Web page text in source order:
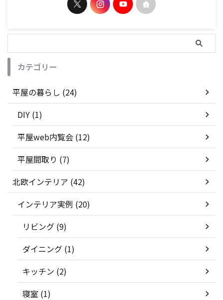
カテゴリー
平屋の暮らし (24)
DIY (1)
平屋web内覧会 (12)
平屋間取り (7)
北欧インテリア (42)
インテリア実例 (20)
リビング (9)
ダイニング (1)
キッチン (2)
寝室 (1)